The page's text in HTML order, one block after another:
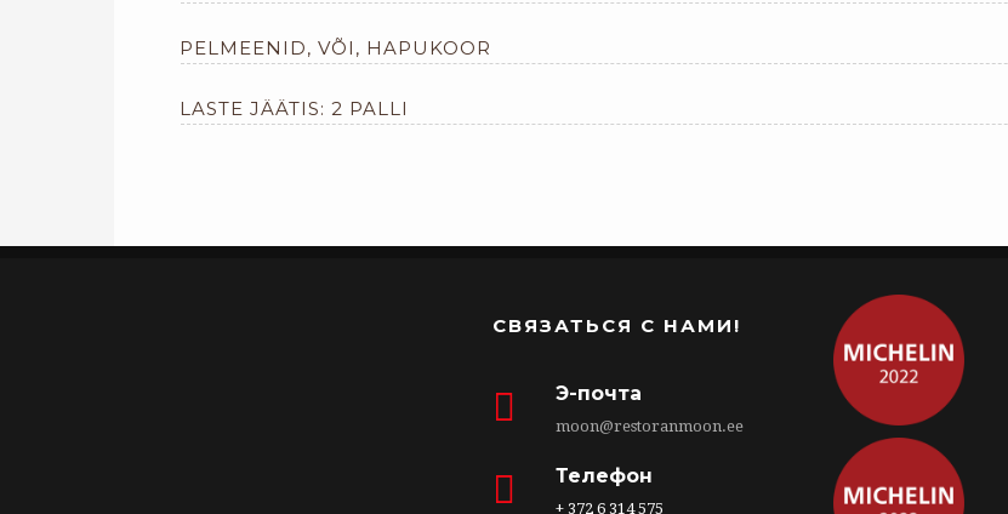
PELMEENID, VÕI, HAPUKOOR
LASTE JÄÄTIS: 2 PALLI
СВЯЗАТЬСЯ С НАМИ!
Э-почта
moon@restoranmoon.ee
Телефон
+ 372 6 314 575